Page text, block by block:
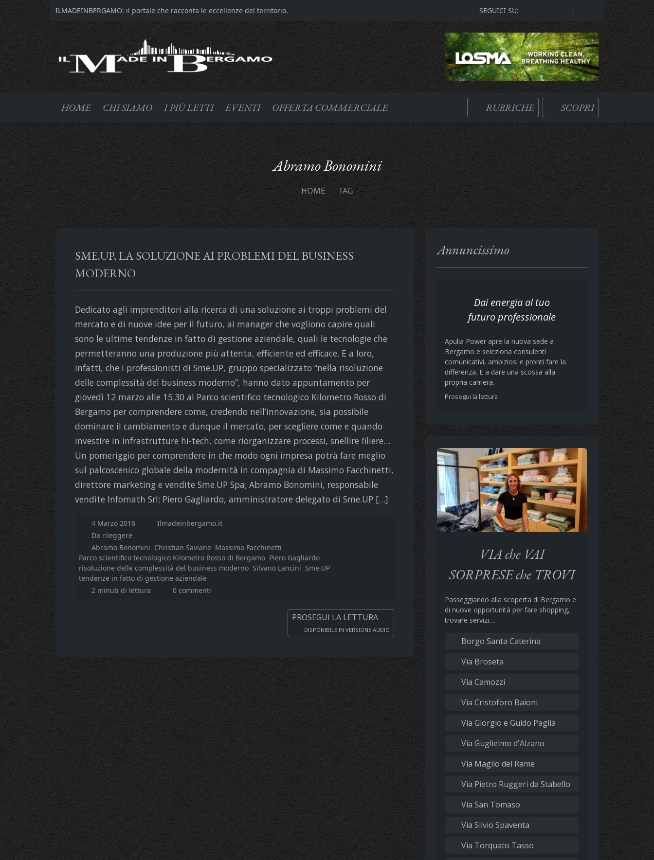
ILMADEINBERGAMO: il portale che racconta le eccellenze del territorio. SEGUICI SU: |
HOME CHI SIAMO I PIÙ LETTI EVENTI OFFERTA COMMERCIALE RUBRICHE SCOPRI
Abramo Bonomini
HOME TAG
SME.UP, LA SOLUZIONE AI PROBLEMI DEL BUSINESS
MODERNO
Dedicato agli imprenditori alla ricerca di una soluzione ai troppi problemi del
mercato e di nuove idee per il futuro, ai manager che vogliono capire quali
sono le ultime tendenze in fatto di gestione aziendale, quali le tecnologie che
permetteranno una produzione più attenta, efficiente ed efficace. E a loro,
infatti, che i professionisti di Sme.UP, gruppo specializzato “nella risoluzione
delle complessità del business moderno”, hanno dato appuntamento per
giovedì 12 marzo alle 15.30 al Parco scientifico tecnologico Kilometro Rosso di
Bergamo per comprendere come, credendo nell’innovazione, sia possibile
dominare il cambiamento e dunque il mercato, per scegliere come e quando
investire in infrastrutture hi-tech, come riorganizzare processi, snellire filiere…
Un pomeriggio per comprendere in che modo ogni impresa potrà fare meglio
sul palcoscenico globale della modernità in compagnia di Massimo Facchinetti,
direttore marketing e vendite Sme.UP Spa; Abramo Bonomini, responsabile
vendite Infomath Srl; Piero Gagliardo, amministratore delegato di Sme.UP […]
4 Marzo 2016
Ilmadeinbergamo.it
Da rileggere
Abramo Bonomini Christian Saviane Massimo Facchinetti
Parco scientifico tecnologico Kilometro Rosso di Bergamo Piero Gagliardo
risoluzione delle complessità del business moderno Silvano Lancini Sme.UP
tendenze in fatto di gestione aziendale
2 minuti di lettura
0 commenti
PROSEGUI LA LETTURA
DISPONIBILE IN VERSIONE AUDIO
Annuncissimo
Dai energia al tuo
futuro professionale
Apulia Power apre la nuova sede a
Bergamo e seleziona consulenti
comunicativi, ambiziosi e pronti fare la
differenza. E a dare una scossa alla
propria carriera.
Prosegui la lettura
VIA che VAI
SORPRESE che TROVI
Passeggiando alla scoperta di Bergamo e
di nuove opportunità per fare shopping,
trovare servizi….
Borgo Santa Caterina
Via Broseta
Via Camozzi
Via Cristoforo Baioni
Via Giorgio e Guido Paglia
Via Guglielmo d'Alzano
Via Maglio del Rame
Via Pietro Ruggeri da Stabello
Via San Tomaso
Via Silvio Spaventa
Via Torquato Tasso